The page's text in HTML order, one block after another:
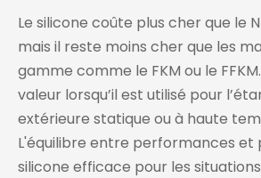
Le silicone coûte plus cher que le
mais il reste moins cher que les
gamme comme le FKM ou le
valeur lorsqu’il est utilisé pour
extérieure statique ou à haute
L'équilibre entre performances et
silicone efficace pour les